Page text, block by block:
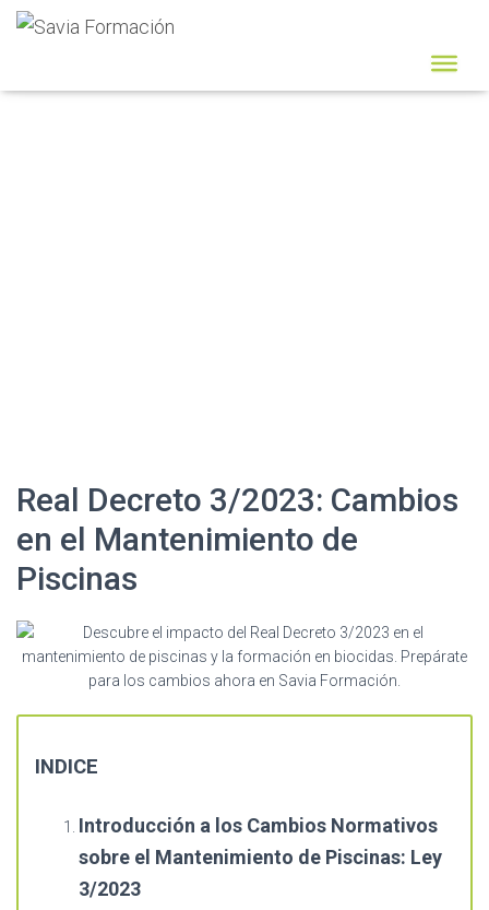
Real Decreto 3/2023: Cambios
en el Mantenimiento de
Piscinas
INDICE
Introducción a los Cambios Normativos
sobre el Mantenimiento de Piscinas: Ley
3/2023